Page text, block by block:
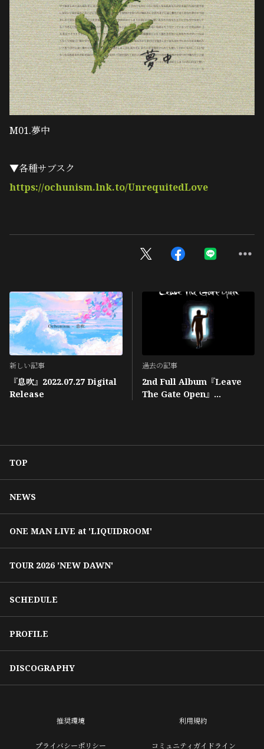
M01.夢中
▼各種サブスク
https://ochunism.lnk.to/UnrequitedLove
新しい記事
『息吹』2022.07.27 Digital
Release
過去の記事
2nd Full Album『Leave
The Gate Open』
TOP
NEWS
ONE MAN LIVE at 'LIQUIDROOM'
TOUR 2026 'NEW DAWN'
SCHEDULE
PROFILE
DISCOGRAPHY
推奨環境 利用規約
プライバシーポリシー コミュニティガイドライン